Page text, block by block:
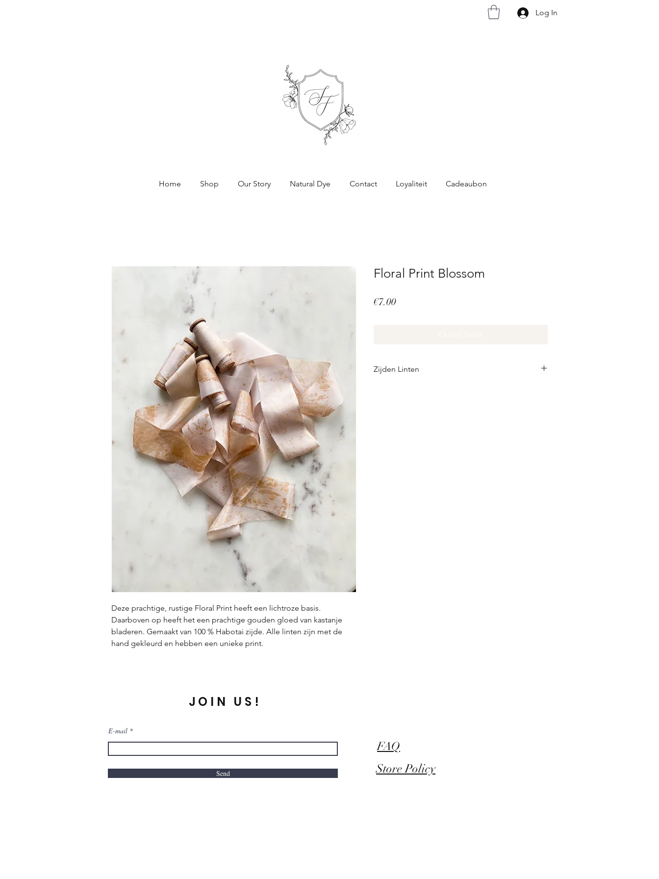
Log In
Home Shop Our Story Natural Dye Contact Loyaliteit Cadeaubon
Deze prachtige, rustige Floral Print heeft een lichtroze basis.
Daarboven op heeft het een prachtige gouden gloed van kastanje
bladeren. Gemaakt van 100 % Habotai zijde. Alle linten zijn met de
hand gekleurd en hebben een unieke print.
Floral Print Blossom
€7.00Price
Zijden Linten
JOIN US!
E-mail
Send
FAQ
Store Policy